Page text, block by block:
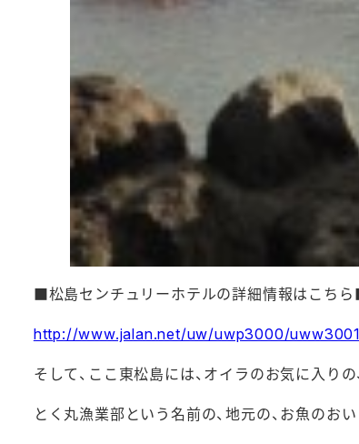
■松島センチュリーホテルの詳細情報はこち
http://www.jalan.net/uw/uwp3000/
そして、ここ東松島には、オイラのお気に入り
とく丸漁業部という名前の、地元の、お魚のお